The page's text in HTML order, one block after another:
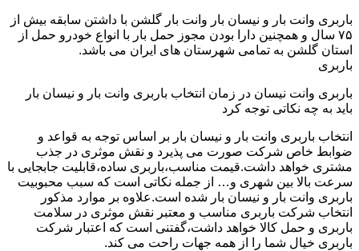
باربری وانت بار و نیسان بار وانت بار گلشن با داشتن سابقه بیش از
۷۵ سال و همچنین دارا بودن مجوز حمل بار با انواع خودرو حمل از
استان گلشن به تمامی شهرستان های ایران می باشد.
باربری
باربری وانت نیسان در زمان انتخاب باربری وانت بار و نیسان بار
باید به چه نکاتی توجه کرد
انتخاب باربری وانت بار و نیسان بار بر اساس توجه به قواعد و
ضوابط خاص شرکت صورت می پذیرد و نقش موثری در جذب
مشتری خواهد داشت.قیمت مناسب،باربری ساده،قابلیت جابجایی با
سرعت بالا بین شهری و… از جمله نکاتی است که سبب محبوبیت
باربری وانت بار و نیسان بار شده است.علاوه بر موارد مذکور
انتخاب شرکت باربری مناسب و معتبر نقش موثری در سلامت
باربری و حمل کالا خواهد داشت،گفتنی است که اعتبار شرکت
باربری خیال شما را از همه جهات راحت می کند.